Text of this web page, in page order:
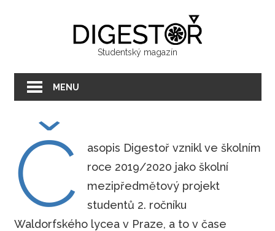
Studentský magazín
MENU
Č
asopis Digestoř vznikl ve školním
roce 2019/2020 jako školní
mezipředmětový projekt
studentů 2. ročníku
Waldorfského lycea v Praze, a to v čase